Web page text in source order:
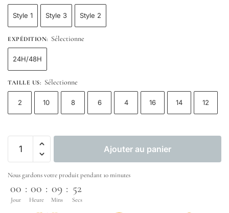
Style 1 Style 3 Style 2
EXPÉDITION: Sélectionne
24H/48H
TAILLE US: Sélectionne
2 10 8 6 4 16 14 12
Ajouter au panier
Nous gardons votre produit pendant 10 minutes
00
Jour
: 00
Heure
: 09
Mins
: 52
Secs